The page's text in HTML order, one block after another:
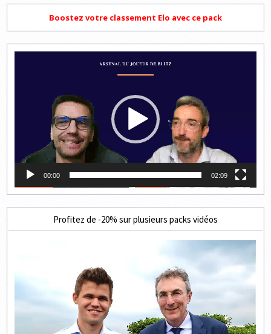
Boostez votre classement Elo avec ce pack
00:00 02:09
Profitez de -20% sur plusieurs packs vidéos